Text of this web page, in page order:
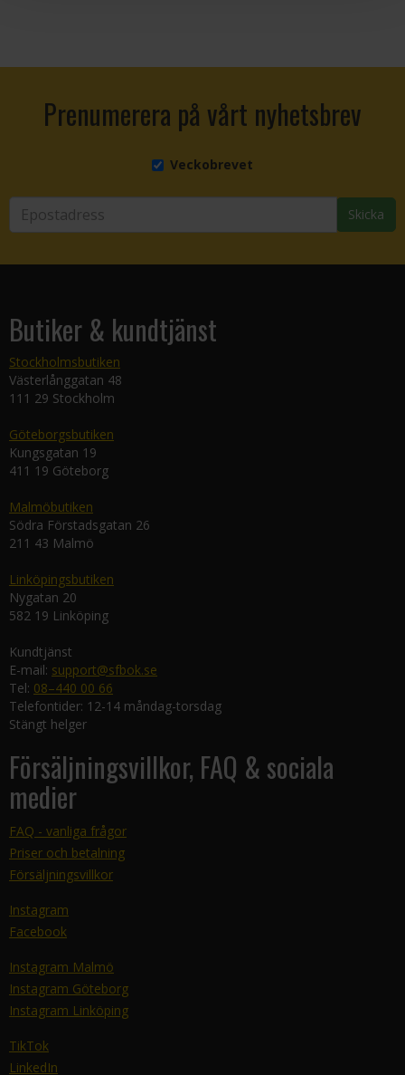
Prenumerera på vårt nyhetsbrev
Veckobrevet
Skicka
Butiker & kundtjänst
Stockholmsbutiken
Västerlånggatan 48
111 29 Stockholm
Göteborgsbutiken
Kungsgatan 19
411 19 Göteborg
Malmöbutiken
Södra Förstadsgatan 26
211 43 Malmö
Linköpingsbutiken
Nygatan 20
582 19 Linköping
Kundtjänst
E-mail: support@sfbok.se
Tel: 08–440 00 66
Telefontider: 12-14 måndag-torsdag
Stängt helger
Försäljningsvillkor, FAQ & sociala
medier
FAQ - vanliga frågor
Priser och betalning
Försäljningsvillkor
Instagram
Facebook
Instagram Malmö
Instagram Göteborg
Instagram Linköping
TikTok
LinkedIn